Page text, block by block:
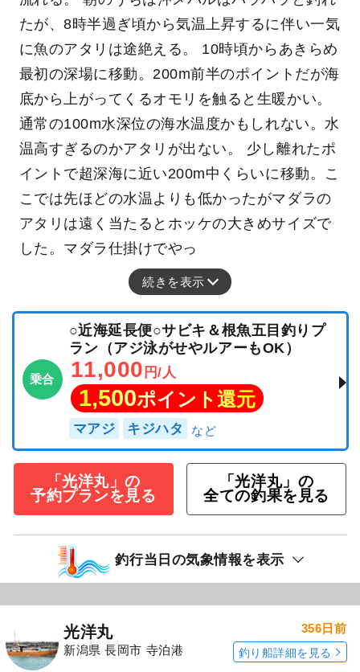
たが、8時半過ぎ頃から気温上昇するに伴い一気
に魚のアタリは途絶える。 10時頃からあきらめ
最初の深場に移動。200m前半のポイントだが海
底から上がってくるオモリを触ると生暖かい。
通常の100m水深位の海水温度かもしれない。水
温高すぎるのかアタリが出ない。 少し離れたポ
イントで超深海に近い200m中くらいに移動。こ
こでは先ほどの水温よりも低かったがマダラの
アタリは遠く当たるとホッケの大きめサイズで
した。マダラ仕掛けでやっ
続きを表示
乗合
○近海延長便○サビキ＆根魚五目釣りプ
ラン（アジ泳がせやルアーもOK）
11,000 円/人
1,500ポイント還元
マアジ キジハタ
「光洋丸」の
予約プランを見る
「光洋丸」の
全ての釣果を見る
釣行当日の気象情報を表示
光洋丸
新潟県 長岡市 寺泊港
356日前
釣り船詳細を見る